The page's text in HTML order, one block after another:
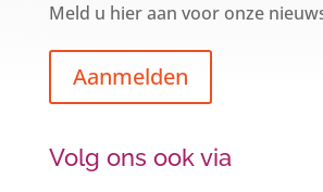
Meld u hier aan voor onze
Aanmelden
Volg ons ook via